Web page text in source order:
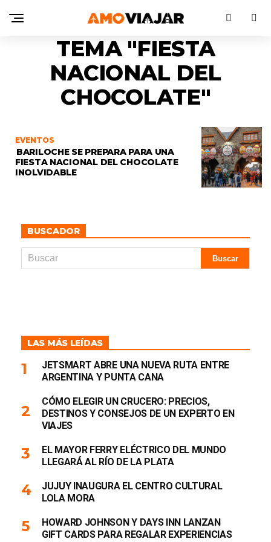
TEMA "FIESTA
NACIONAL DEL
CHOCOLATE"
EVENTOS
BARILOCHE SE PREPARA PARA UNA
FIESTA NACIONAL DEL CHOCOLATE
INOLVIDABLE
BUSCADOR
LAS MÁS LEÍDAS
JETSMART ABRE UNA NUEVA RUTA ENTRE
ARGENTINA Y PUNTA CANA
CÓMO ELEGIR UN CRUCERO: PRECIOS,
DESTINOS Y CONSEJOS DE UN EXPERTO EN
VIAJES
EL MAYOR FERRY ELÉCTRICO DEL MUNDO
LLEGARÁ AL RÍO DE LA PLATA
JUJUY INAUGURA EL CENTRO CULTURAL
LOLA MORA
HOWARD JOHNSON Y DAYS INN LANZAN
GIFT CARDS PARA REGALAR EXPERIENCIAS